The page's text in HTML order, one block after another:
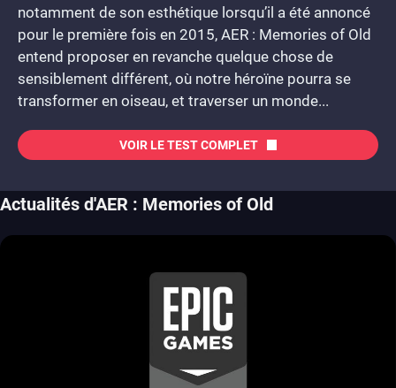
notamment de son esthétique lorsqu’il a été annoncé
pour le première fois en 2015, AER : Memories of Old
entend proposer en revanche quelque chose de
sensiblement différent, où notre héroïne pourra se
transformer en oiseau, et traverser un monde...
VOIR LE TEST COMPLET
Actualités d'AER : Memories of Old